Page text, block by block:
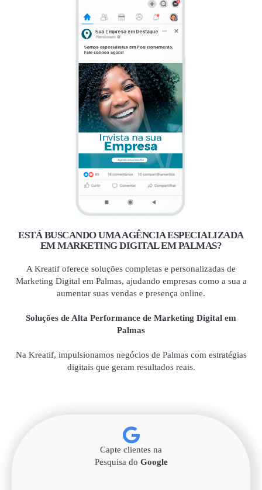
ESTÁ BUSCANDO UMA AGÊNCIA ESPECIALIZADA
EM MARKETING DIGITAL EM PALMAS?
A Kreatif oferece soluções completas e personalizadas de
Marketing Digital em Palmas, ajudando empresas como a sua a
aumentar suas vendas e presença online.
Soluções de Alta Performance de Marketing Digital em
Palmas
Na Kreatif, impulsionamos negócios de Palmas com estratégias
digitais que geram resultados reais.
Capte clientes na
Pesquisa do Google